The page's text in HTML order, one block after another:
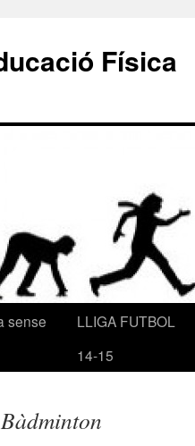
Física
sense
LLIGA FUTBOL
14-15
Bàdminton